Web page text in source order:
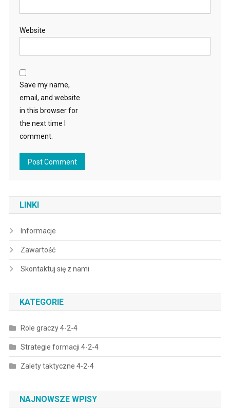
Website
Save my name,
email, and website
in this browser for
the next time I
comment.
LINKI
Informacje
Zawartość
Skontaktuj się z nami
KATEGORIE
Role graczy 4-2-4
Strategie formacji 4-2-4
Zalety taktyczne 4-2-4
NAJNOWSZE WPISY